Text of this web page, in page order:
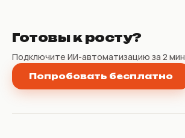
Готовы к росту?
Подключите ИИ-автоматизацию за 2
Попробовать бесплатно